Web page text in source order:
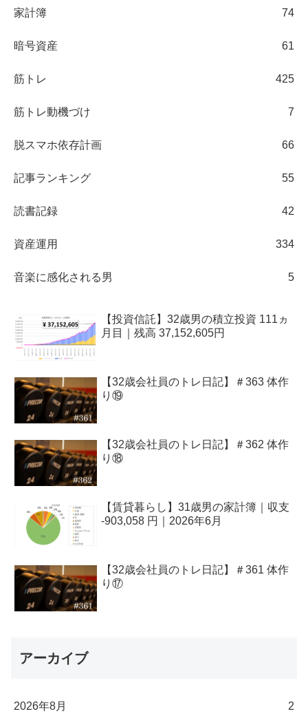
家計簿 74
暗号資産 61
筋トレ 425
筋トレ動機づけ 7
脱スマホ依存計画 66
記事ランキング 55
読書記録 42
資産運用 334
音楽に感化される男 5
【投資信託】32歳男の積立投資 111ヵ
月目｜残高 37,152,605円
【32歳会社員のトレ日記】＃363 体作
り⑲
【32歳会社員のトレ日記】＃362 体作
り⑱
【賃貸暮らし】31歳男の家計簿｜収支
-903,058 円｜2026年6月
【32歳会社員のトレ日記】＃361 体作
り⑰
アーカイブ
2026年8月 2